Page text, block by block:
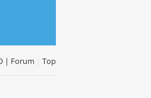
| Forum | Top